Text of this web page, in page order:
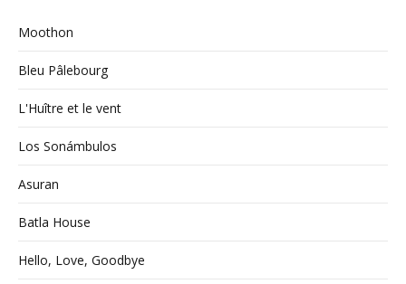
Moothon
Bleu Pâlebourg
L'Huître et le vent
Los Sonámbulos
Asuran
Batla House
Hello, Love, Goodbye